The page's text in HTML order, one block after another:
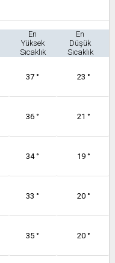
En
Yüksek
Sıcaklık
En
Düşük
Sıcaklık
37 ° 23 °
36 ° 21 °
34 ° 19 °
33 ° 20 °
35 ° 20 °